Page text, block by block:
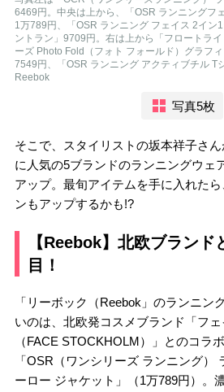
6469円。中央は上から、「OSR ランニングフ
1万789円、「OSR ランニング フェイス 2イン
ントラン」9709円。右は上から「フロートラ
ーズ Photo Fold（フォト フォールド）グラフィ
7549円、「OSR ランニング アクティブチル T
Reebok
写真5枚
そこで、スタイリストの坂本祥子さ
に人気の5ブランドのランニングウェ
アップ。最旬アイテムを手に入れた
ンもアップするかも!?
【Reebok】北欧ブランド
目！
「リーボック（Reebok」のランニン
いのは、北欧発コスメブランド「フ
（FACE STOCKHOLM）」とのコラ
「OSR（ワンシリーズ ランニング）
ーロー ジャケット」（1万789円）。